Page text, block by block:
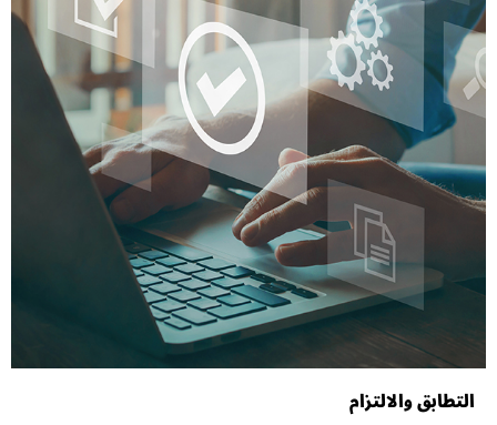
ثراء
ماكينات الصراف الألي و الفروع
19373
البـــلاد
التطابق والالتزام